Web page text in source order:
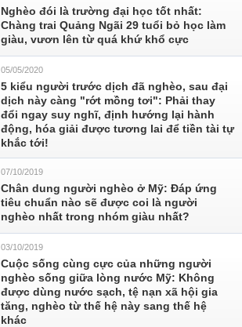
Nghèo đói là trường đại học tốt nhất:
Chàng trai Quảng Ngãi 29 tuổi bỏ học làm
giàu, vươn lên từ quá khứ khổ cực
05/05/2020
5 kiểu người trước dịch đã nghèo, sau đại
dịch này càng "rớt mồng tơi": Phải thay
đổi ngay suy nghĩ, định hướng lại hành
động, hóa giải được tương lai để tiền tài tự
khắc tới!
07/10/2019
Chân dung người nghèo ở Mỹ: Đáp ứng
tiêu chuẩn nào sẽ được coi là người
nghèo nhất trong nhóm giàu nhất?
03/10/2019
Cuộc sống cùng cực của những người
nghèo sống giữa lòng nước Mỹ: Không
được dùng nước sạch, tệ nạn xã hội gia
tăng, nghèo từ thế hệ này sang thế hệ
khác